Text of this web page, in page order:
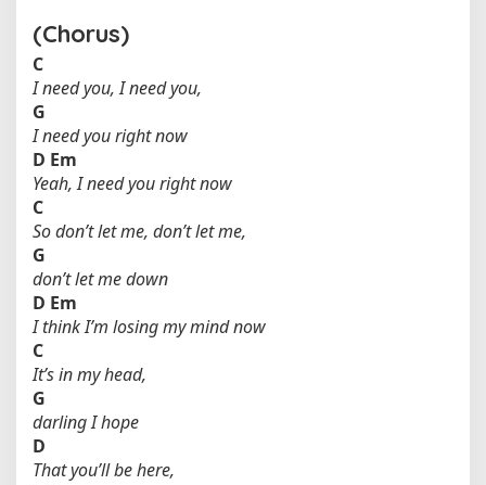
(Chorus)
C
I need you, I need you,
G
I need you right now
D Em
Yeah, I need you right now
C
So don’t let me, don’t let me,
G
don’t let me down
D Em
I think I’m losing my mind now
C
It’s in my head,
G
darling I hope
D
That you’ll be here,